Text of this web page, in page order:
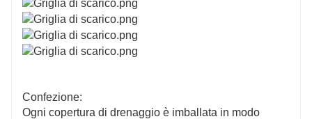
Confezione:
Ogni copertura di drenaggio è imballata in modo